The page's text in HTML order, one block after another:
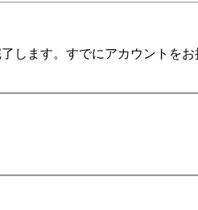
します。すでにアカウントを